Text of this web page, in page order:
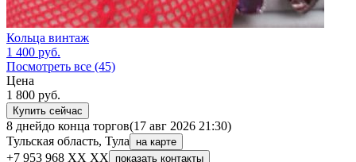
Кольца винтаж
1 400 руб.
Посмотреть все (45)
Цена
1 800 руб.
Купить сейчас
8 днейдо конца торгов(17 авг 2026 21:30)
Тульская область, Тула
на карте
+7 953 968 XX XX показать контакты